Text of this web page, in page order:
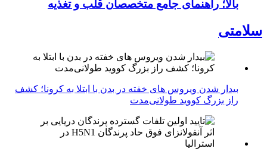
بالا؛ راهنمای جامع متخصصان قلب و تغذیه
سلامتی
بیدار شدن ویروس‌ های خفته در بدن با ابتلا به کرونا؛ کشف
راز بزرگ کووید طولانی‌مدت